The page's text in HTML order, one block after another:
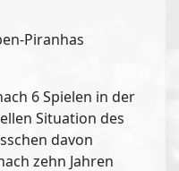
Piranhas
6 Spielen in der
Situation des
davon
zehn Jahren